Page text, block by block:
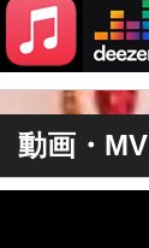
動画・MV